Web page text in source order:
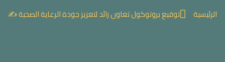
الرئيسية توقيع بروتوكول تعاون رائد لتعزيز جودة الرعاية الصحية ✍️